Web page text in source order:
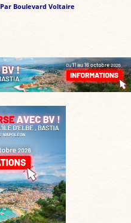
Par Boulevard Voltaire